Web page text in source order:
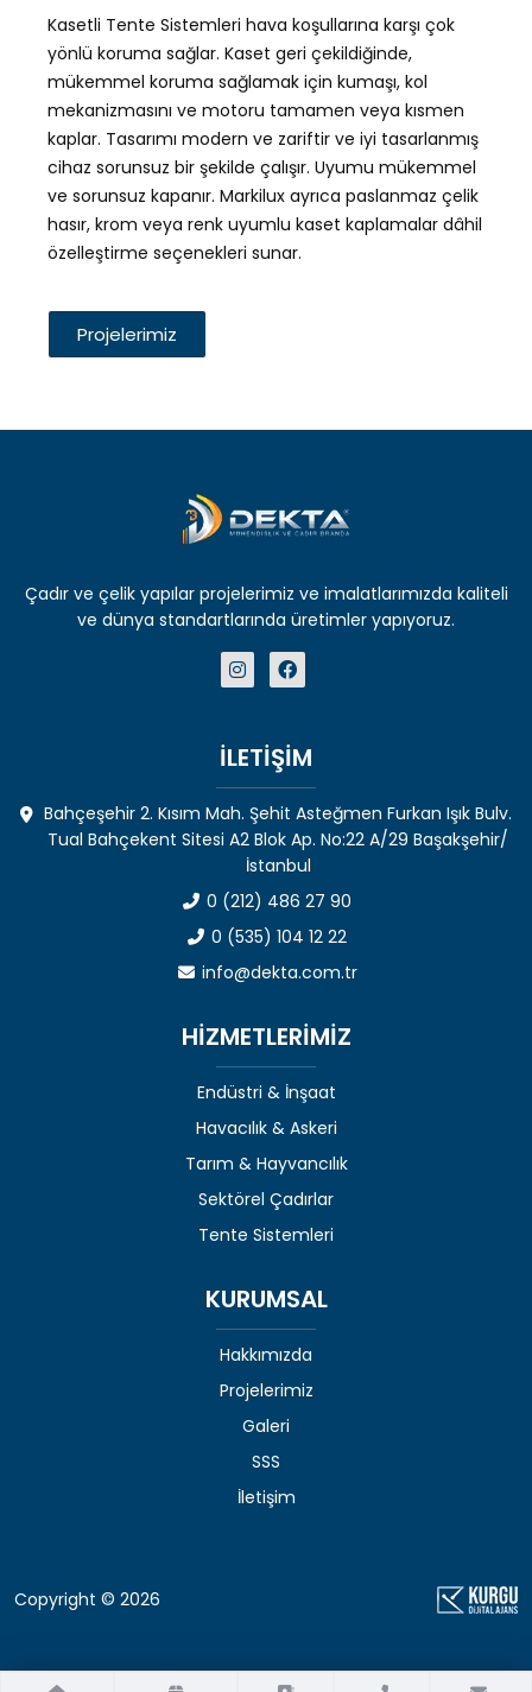
Kasetli Tente Sistemleri hava koşullarına karşı çok
yönlü koruma sağlar. Kaset geri çekildiğinde,
mükemmel koruma sağlamak için kumaşı, kol
mekanizmasını ve motoru tamamen veya kısmen
kaplar. Tasarımı modern ve zariftir ve iyi tasarlanmış
cihaz sorunsuz bir şekilde çalışır. Uyumu mükemmel
ve sorunsuz kapanır. Markilux ayrıca paslanmaz çelik
hasır, krom veya renk uyumlu kaset kaplamalar dâhil
özelleştirme seçenekleri sunar.
Projelerimiz
Çadır ve çelik yapılar projelerimiz ve imalatlarımızda kaliteli
ve dünya standartlarında üretimler yapıyoruz.
İLETİŞİM
Bahçeşehir 2. Kısım Mah. Şehit Asteğmen Furkan Işık Bulv.
Tual Bahçekent Sitesi A2 Blok Ap. No:22 A/29 Başakşehir/
İstanbul
0 (212) 486 27 90
0 (535) 104 12 22
info@dekta.com.tr
HİZMETLERİMİZ
Endüstri & İnşaat
Havacılık & Askeri
Tarım & Hayvancılık
Sektörel Çadırlar
Tente Sistemleri
KURUMSAL
Hakkımızda
Projelerimiz
Galeri
SSS
İletişim
Copyright © 2026